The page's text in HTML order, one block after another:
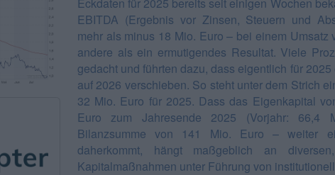
EBITDA (Ergebnis vor Zinsen, Steuern und
mehr als minus 18 Mio. Euro – bei einem Umsatz
andere als ein ermutigendes Resultat. Viele
gedacht und führten dazu, dass eigentlich für
auf 2026 verschieben. So steht unter dem Strich
32 Mio. Euro für 2025. Dass das Eigenkapital
Euro zum Jahresende 2025 (Vorjahr:
Bilanzsumme von 141 Mio. Euro – weiter
daherkommt, hängt maßgeblich an
Kapitalmaßnahmen unter Führung von